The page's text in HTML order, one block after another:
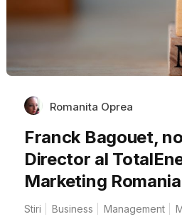
Romanita Oprea
Franck Bagouet,
Director al
Marketing Romania
Stiri Business Management